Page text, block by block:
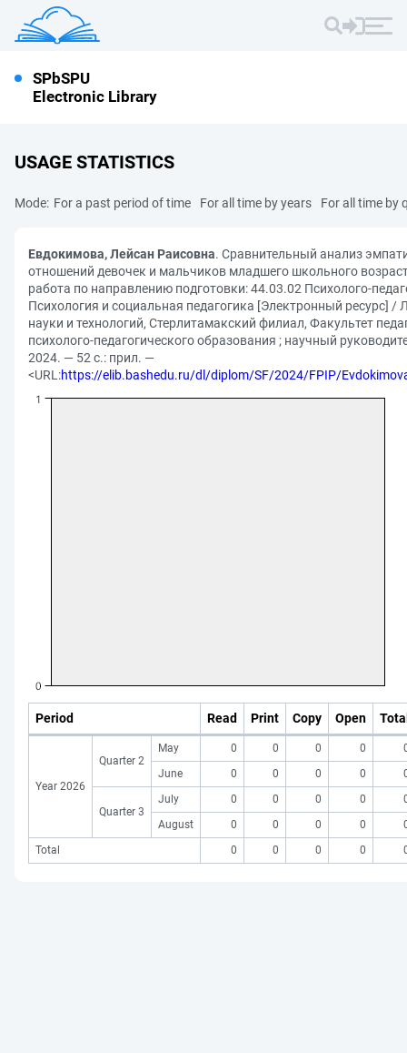
SPbSPU
Electronic Library
USAGE STATISTICS
Mode: For a past period of time For all time by years For all time by
Евдокимова, Лейсан Раисовна. Сравнительный анализ
отношений девочек и мальчиков младшего школьного
работа по направлению подготовки: 44.03.02 Психолого-
Психология и социальная педагогика [Электронный ресурс]
науки и технологий, Стерлитамакский филиал, Факультет
психолого-педагогического образования ; научный
2024. — 52 с.: прил. —
<URL:https://elib.bashedu.ru/dl/diplom/SF/2024/FPIP/
Period Read Print Copy Open
Year 2026
Quarter 2
May 0 0 0 0
June
0 0 0 0
Quarter 3
July 0 0 0 0
August
0 0 0 0
Total
0 0 0 0